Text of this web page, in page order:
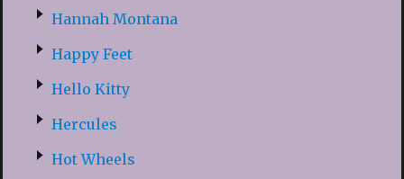
Hannah Montana
Happy Feet
Hello Kitty
Hercules
Hot Wheels